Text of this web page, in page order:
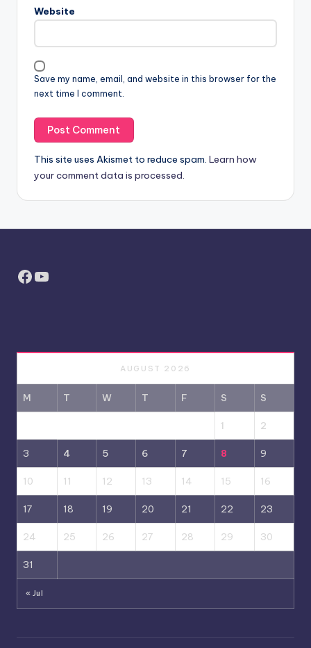
Website
Save my name, email, and website in this browser for the
next time I comment.
This site uses Akismet to reduce spam. Learn how
your comment data is processed.
Facebook
YouTube
AUGUST 2026
M T W T F S S
1 2
3 4 5 6 7 8 9
10 11 12 13 14 15 16
17 18 19 20 21 22 23
24 25 26 27 28 29 30
31
« Jul